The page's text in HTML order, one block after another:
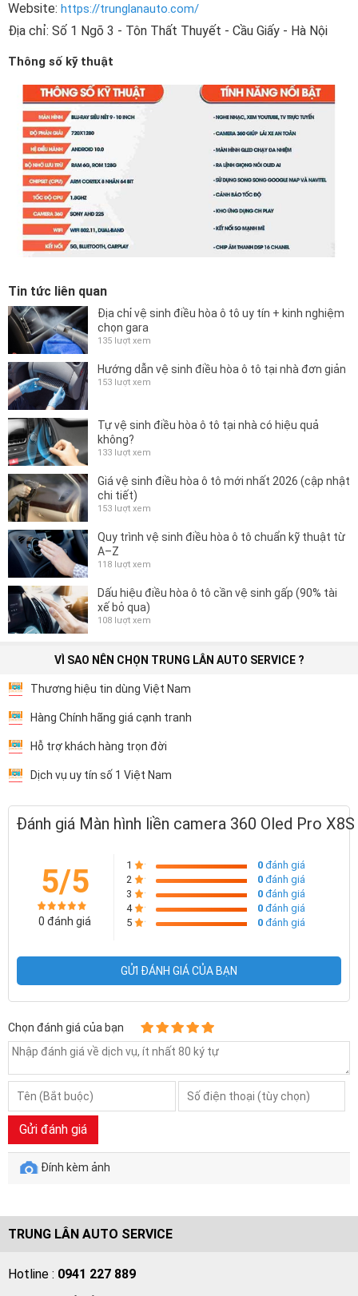
Website: https://trunglanauto.com/
Địa chỉ: Số 1 Ngõ 3 - Tôn Thất Thuyết - Cầu Giấy - Hà Nội
Thông số kỹ thuật
Tin tức liên quan
Địa chỉ vệ sinh điều hòa ô tô uy tín + kinh nghiệm
chọn gara
135 lượt xem
Hướng dẫn vệ sinh điều hòa ô tô tại nhà đơn giản
153 lượt xem
Tự vệ sinh điều hòa ô tô tại nhà có hiệu quả
không?
133 lượt xem
Giá vệ sinh điều hòa ô tô mới nhất 2026 (cập nhật
chi tiết)
153 lượt xem
Quy trình vệ sinh điều hòa ô tô chuẩn kỹ thuật từ
A–Z
118 lượt xem
Dấu hiệu điều hòa ô tô cần vệ sinh gấp (90% tài
xế bỏ qua)
108 lượt xem
VÌ SAO NÊN CHỌN TRUNG LÂN AUTO SERVICE ?
Thương hiệu tin dùng Việt Nam
Hàng Chính hãng giá cạnh tranh
Hỗ trợ khách hàng trọn đời
Dịch vụ uy tín số 1 Việt Nam
Đánh giá Màn hình liền camera 360 Oled Pro X8S
5/5
0 đánh giá
1 0 đánh giá
2
0 đánh giá
3
0 đánh giá
4
0 đánh giá
5
0 đánh giá
GỬI ĐÁNH GIÁ CỦA BẠN
Chọn đánh giá của bạn
Gửi đánh giá
Đính kèm ảnh
TRUNG LÂN AUTO SERVICE
Hotline : 0941 227 889